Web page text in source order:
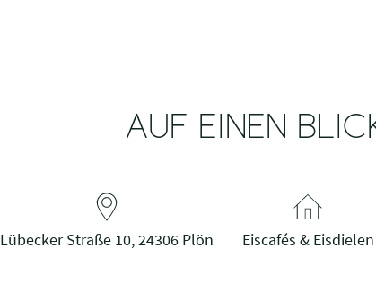
AUF EINEN
Lübecker Straße 10, 24306 Plön Eiscafés & Eisdielen